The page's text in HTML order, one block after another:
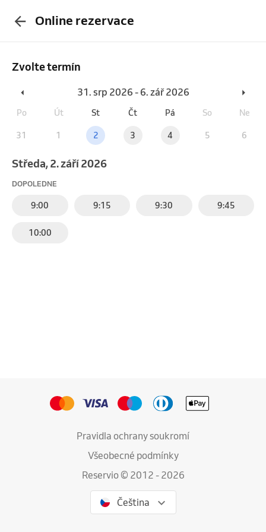
Online rezervace
Zvolte termín
31. srp 2026 - 6. zář 2026
Po Út St Čt Pá So Ne
31 1 2 3 4 5 6
středa, 2. září 2026
DOPOLEDNE
9:00 9:15 9:30 9:45
10:00
Pravidla ochrany soukromí
Všeobecné podmínky
Reservio © 2012 - 2026
Čeština